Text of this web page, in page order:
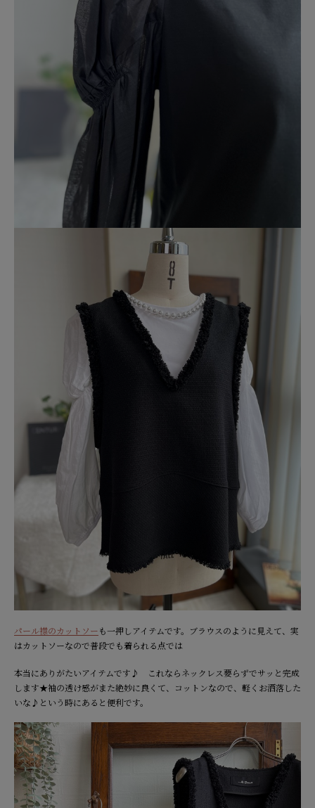
パール襟のカットソーも一押しアイテムです。ブラウスのように見えて、実
はカットソーなので普段でも着られる点では
本当にありがたいアイテムです♪ これならネックレス要らずでサッと完成
します★袖の透け感がまた絶妙に良くて、コットンなので、軽くお洒落した
いな♪という時にあると便利です。